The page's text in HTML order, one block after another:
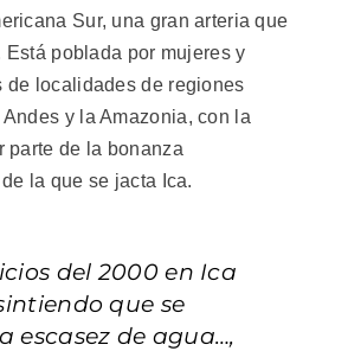
Sur, una gran arteria que
poblada por mujeres y
de localidades de regiones
y la Amazonia, con la
parte de la bonanza
la que se jacta Ica.
del 2000 en Ica
que se
escasez de agua…,